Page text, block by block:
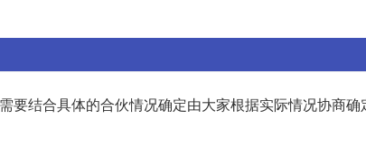
要结合具体的合伙情况确定由大家根据实际情况协商